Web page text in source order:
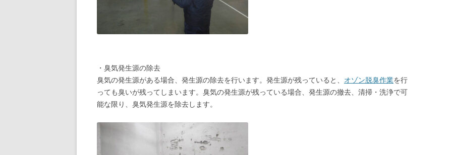
・臭気発生源の除去
臭気の発生源がある場合、発生源の除去を行います。発生源が残っていると、 オゾン脱臭作業を行
っても臭いが残ってしまいます。臭気の発生源が残っている場合、発生源の撤去、清掃・洗浄で可
能な限り、臭気発生源を除去します。